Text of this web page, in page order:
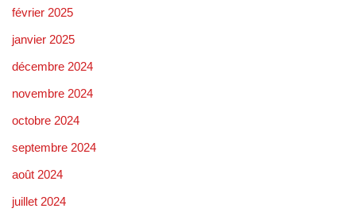
février 2025
janvier 2025
décembre 2024
novembre 2024
octobre 2024
septembre 2024
août 2024
juillet 2024